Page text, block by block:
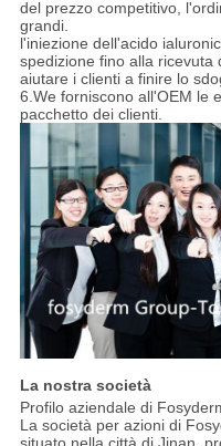
del prezzo competitivo,
grandi.
l'iniezione dell'acido
spedizione fino alla ricevuta
aiutare i clienti a finire lo
6.We forniscono all'OEM le
pacchetto dei clienti.
La nostra società
Profilo aziendale di
La società per azioni di